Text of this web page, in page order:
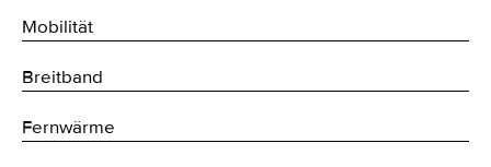
Mobilität
Breitband
Fernwärme